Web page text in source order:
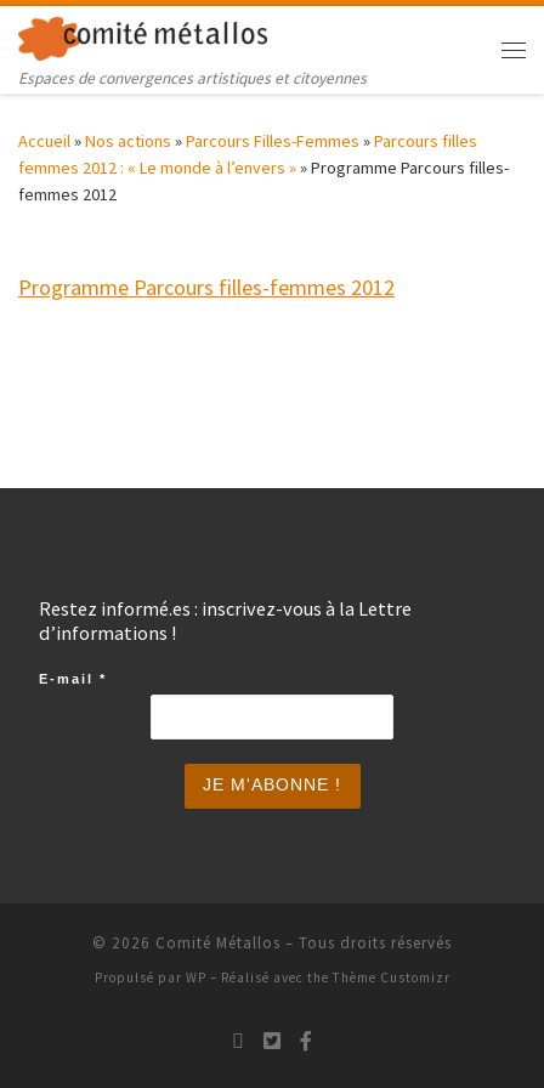
Skip to content
Espaces de convergences artistiques et citoyennes
Accueil »Nos actions »Parcours Filles-Femmes »Parcours filles
femmes 2012 : « Le monde à l’envers »»Programme Parcours filles-
femmes 2012
Programme Parcours filles-femmes 2012
Restez informé.es : inscrivez-vous à la Lettre
d’informations !
E-mail *
© 2026 Comité Métallos – Tous droits réservés
Propulsé par WP – Réalisé avec the Thème Customizr